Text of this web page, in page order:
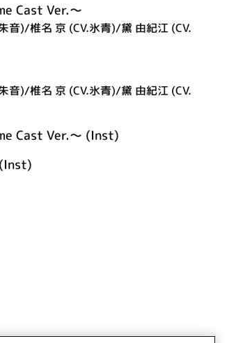
Cast Ver.～
音)/椎名 京 (CV.氷青)/黛 由紀江 (CV.
音)/椎名 京 (CV.氷青)/黛 由紀江 (CV.
Cast Ver.～ (Inst)